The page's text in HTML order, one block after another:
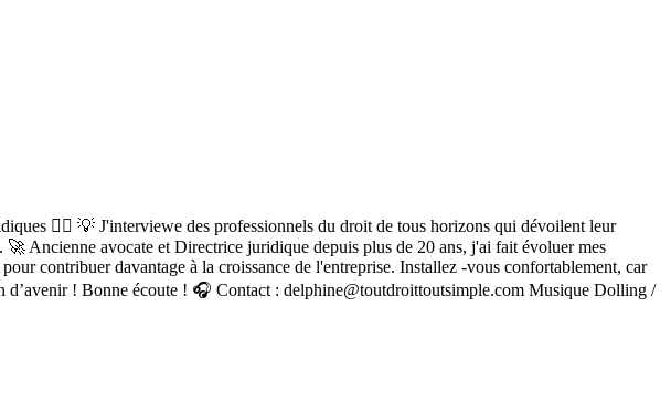
👩‍⚖️ 💡 J'interviewe des professionnels du droit de tous horizons qui dévoilent leur
Ancienne avocate et Directrice juridique depuis plus de 20 ans, j'ai fait évoluer mes
contribuer davantage à la croissance de l'entreprise. Installez -vous confortablement, car
d’avenir ! Bonne écoute ! 🎧 Contact : delphine@toutdroittoutsimple.com Musique Dolling /